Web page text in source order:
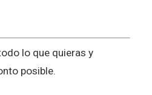
lo que quieras y
posible.